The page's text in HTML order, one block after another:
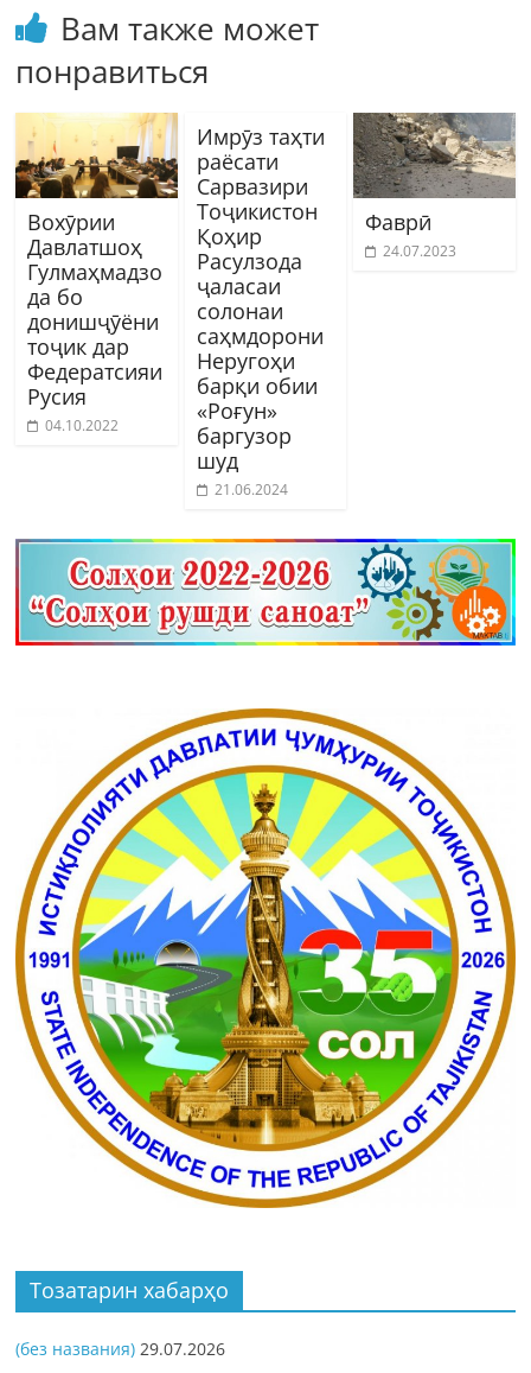
Вам также может
понравиться
Вохӯрии
Давлатшоҳ
Гулмаҳмадзо
да бо
донишҷӯёни
тоҷик дар
Федератсияи
Русия
04.10.2022
Имрӯз таҳти
раёсати
Сарвазири
Тоҷикистон
Қоҳир
Расулзода
ҷаласаи
солонаи
саҳмдорони
Неругоҳи
барқи обии
«Роғун»
баргузор
шуд
21.06.2024
Фаврӣ
24.07.2023
Тозатарин хабарҳо
(без названия) 29.07.2026